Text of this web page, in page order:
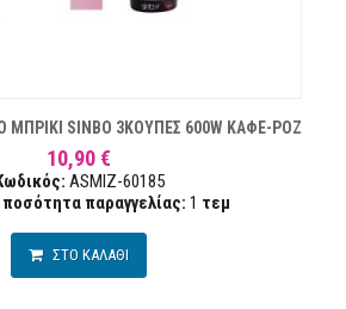
ΜΠΡΙΚΙ SINBO 3ΚΟΥΠΕΣ 600W ΚΑΦΕ-ΡΟΖ
10,90 €
ASMIZ-60185
παραγγελίας: 1 τεμ
ΣΤΟ ΚΑΛΑΘΙ